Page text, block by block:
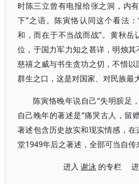
时陈三立曾有电报给张之洞，内
下”之语。陈寅恪认同这个看法
和，而在于不当战而战”。黄秋岳
位，于国力军力知之甚详，明烛
慈禧之威与书生贪功之切，不惜以
群生之口，这是对国家、对民族最
陈寅恪晚年说自己“失明膑足
自己晚年的著述是“痛哭古人，留
著述包含历史故实和现实情感，在
堂1949年后之著述，全部可当自传
进入谢泳 的专栏